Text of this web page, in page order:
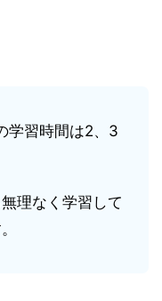
学習時間は2、3
理なく学習して